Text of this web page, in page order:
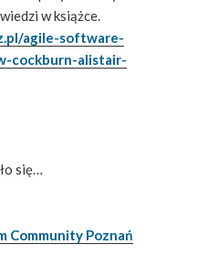
w książce.
agile-software-
cockburn-alistair-
się…
Community Poznań